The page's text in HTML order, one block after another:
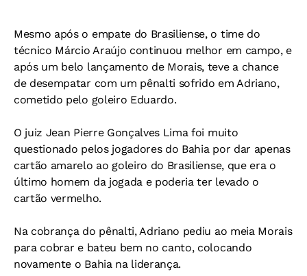
Mesmo após o empate do Brasiliense, o time do
técnico Márcio Araújo continuou melhor em campo, e
após um belo lançamento de Morais, teve a chance
de desempatar com um pênalti sofrido em Adriano,
cometido pelo goleiro Eduardo.
O juiz Jean Pierre Gonçalves Lima foi muito
questionado pelos jogadores do Bahia por dar apenas
cartão amarelo ao goleiro do Brasiliense, que era o
último homem da jogada e poderia ter levado o
cartão vermelho.
Na cobrança do pênalti, Adriano pediu ao meia Morais
para cobrar e bateu bem no canto, colocando
novamente o Bahia na liderança.